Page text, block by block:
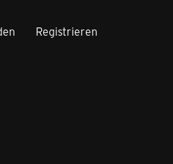
Registrieren